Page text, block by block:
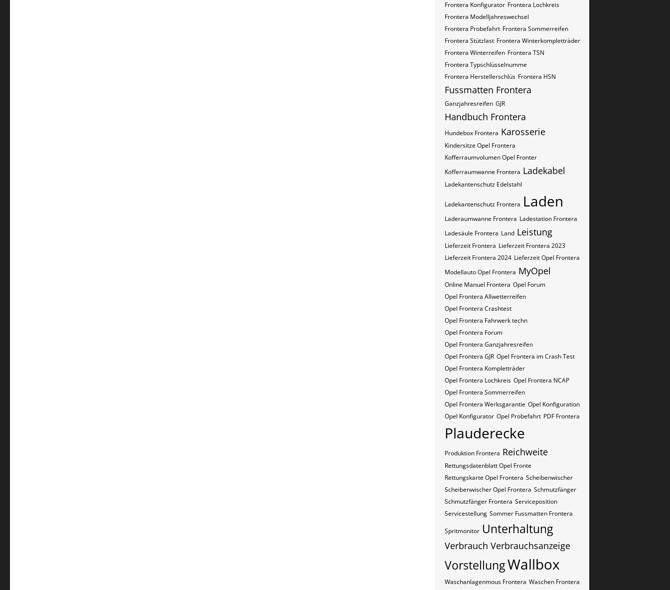
Frontera Konfigurator Frontera Lochkreis
Frontera Modelljahreswechsel
Frontera Probefahrt Frontera Sommerreifen
Frontera Stützlast Frontera Winterkompletträder
Frontera Winterreifen Frontera​​​​ TSN
Frontera​​​​ Typschlüsselnumme
Frontera​​​​​ Herstellerschlüs Frontera​​​​​ HSN
Fussmatten Frontera
Ganzjahresreifen GJR
Handbuch Frontera
Hundebox Frontera Karosserie
Kindersitze Opel Frontera
Kofferraumvolumen Opel Fronter
Kofferraumwanne Frontera Ladekabel
Ladekantenschutz Edelstahl
Ladekantenschutz Frontera Laden
Laderaumwanne Frontera Ladestation Frontera
Ladesäule Frontera Land Leistung
Lieferzeit Frontera Lieferzeit Frontera 2023
Lieferzeit Frontera 2024 Lieferzeit Opel Frontera
Modellauto Opel Frontera MyOpel
Online Manuel Frontera Opel Forum
Opel Frontera Allwetterreifen
Opel Frontera Crashtest
Opel Frontera Fahrwerk techn
Opel Frontera Forum
Opel Frontera Ganzjahresreifen
Opel Frontera GJR Opel Frontera im Crash Test
Opel Frontera Kompletträder
Opel Frontera Lochkreis Opel Frontera NCAP
Opel Frontera Sommerreifen
Opel Frontera Werksgarantie Opel Konfiguration
Opel Konfigurator Opel Probefahrt PDF Frontera
Plauderecke
Produktion Frontera Reichweite
Rettungsdatenblatt Opel Fronte
Rettungskarte Opel Frontera Scheibenwischer
Scheibenwischer Opel​ Frontera Schmutzfänger
Schmutzfänger Frontera Serviceposition
Servicestellung Sommer Fussmatten Frontera
Spritmonitor Unterhaltung
Verbrauch Verbrauchsanzeige
VorstellungWallbox
Waschanlagenmous Frontera Waschen Frontera